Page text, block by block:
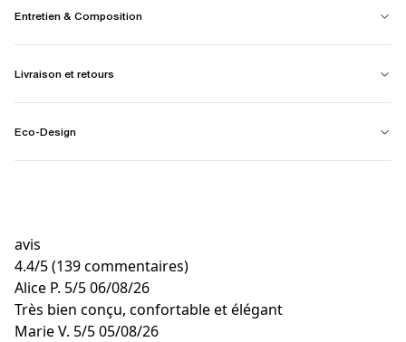
Entretien & Composition
Livraison et retours
Eco-Design
avis
4.4/5(139 commentaires)
Alice P. 5/506/08/26
Très bien conçu, confortable et élégant
Marie V. 5/505/08/26